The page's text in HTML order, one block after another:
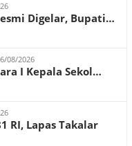
Digelar, Bupati…
08/2026
I Kepala Sekol…
RI, Lapas Takalar